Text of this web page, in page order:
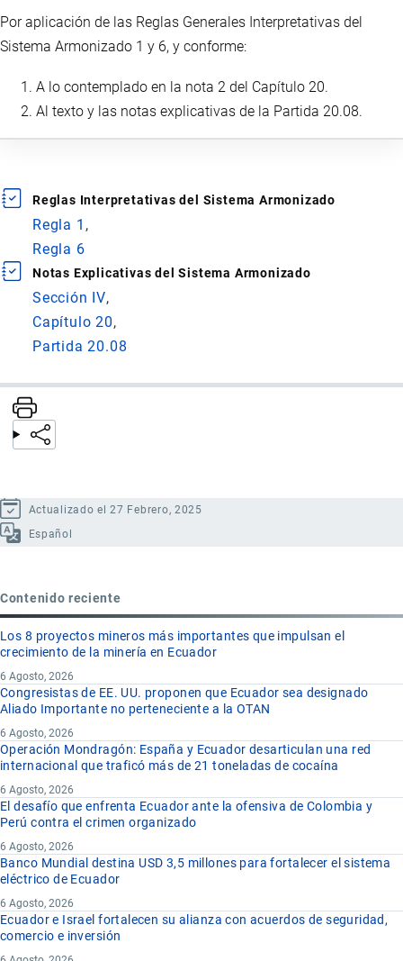
Por aplicación de las Reglas Generales Interpretativas del
Sistema Armonizado 1 y 6, y conforme:
A lo contemplado en la nota 2 del Capítulo 20.
Al texto y las notas explicativas de la Partida 20.08.
Reglas Interpretativas del Sistema Armonizado
Regla 1
Regla 6
Notas Explicativas del Sistema Armonizado
Sección IV
Capítulo 20
Partida 20.08
Actualizado el 27 Febrero, 2025
Español
Contenido reciente
Los 8 proyectos mineros más importantes que impulsan el
crecimiento de la minería en Ecuador
6 Agosto, 2026
Congresistas de EE. UU. proponen que Ecuador sea designado
Aliado Importante no perteneciente a la OTAN
6 Agosto, 2026
Operación Mondragón: España y Ecuador desarticulan una red
internacional que traficó más de 21 toneladas de cocaína
6 Agosto, 2026
El desafío que enfrenta Ecuador ante la ofensiva de Colombia y
Perú contra el crimen organizado
6 Agosto, 2026
Banco Mundial destina USD 3,5 millones para fortalecer el sistema
eléctrico de Ecuador
6 Agosto, 2026
Ecuador e Israel fortalecen su alianza con acuerdos de seguridad,
comercio e inversión